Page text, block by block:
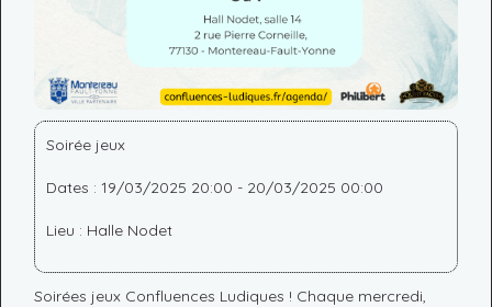
Soirée jeux
Dates : 19/03/2025 20:00 - 20/03/2025 00:00
Lieu : Halle Nodet
Soirées jeux Confluences Ludiques ! Chaque mercredi,